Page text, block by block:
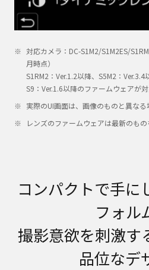
対応カメラ：DC-S1M2/S1M2ES/
月時点）
S1RM2：Ver.1.2以降、S5M2：Ver.3.4
S9：Ver.1.6以降のファームウェアが対
実際のUI画面は、画像のものと異なる
レンズのファームウェアは最新のもの
コンパクトで手に
フォル
撮影意欲を刺激す
品位なデ